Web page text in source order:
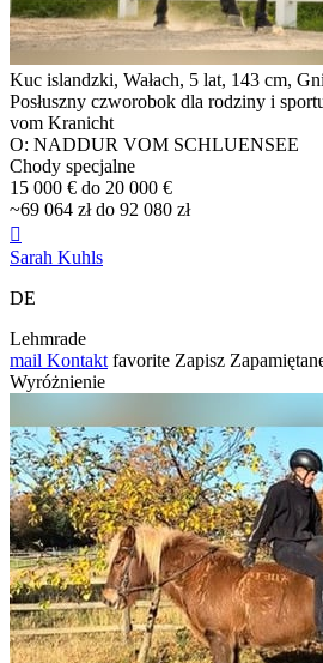
Kuc islandzki, Wałach, 5 lat, 143 cm,
Posłuszny czworobok dla rodziny i
vom Kranicht
O: NADDUR VOM SCHLUENSEE
Chody specjalne
15 000 € do 20 000 €
~69 064 zł do 92 080 zł

Sarah Kuhls
DE
Lehmrade
mail Kontakt favorite Zapisz
Wyróżnienie